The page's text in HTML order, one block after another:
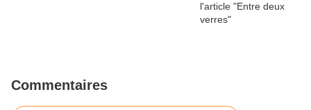
Commentaires